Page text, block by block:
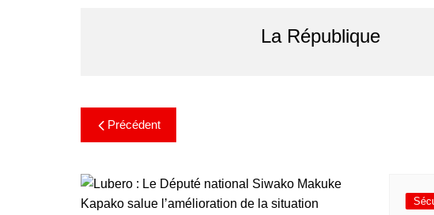
La République
Précédent